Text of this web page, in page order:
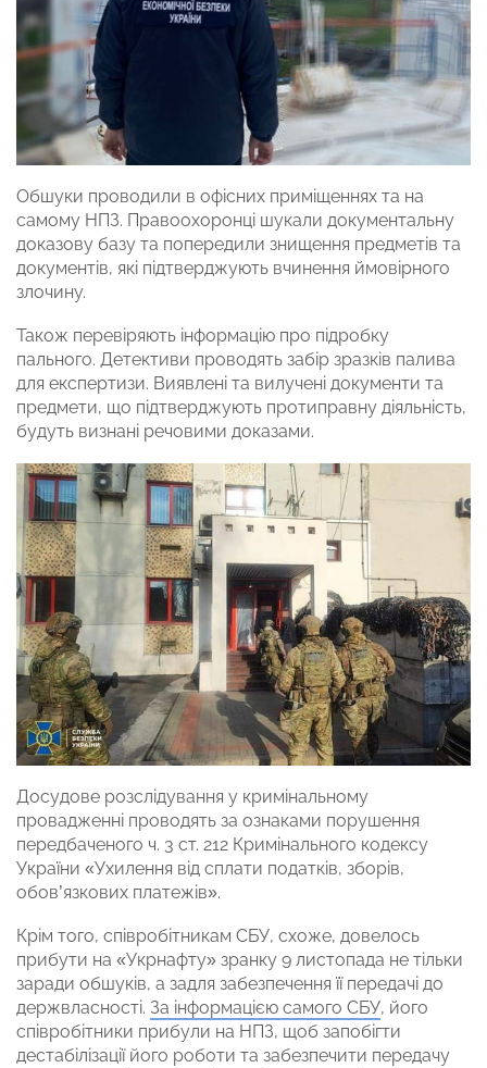
Обшуки проводили в офісних приміщеннях та на
самому НПЗ. Правоохоронці шукали документальну
доказову базу та попередили знищення предметів та
документів, які підтверджують вчинення ймовірного
злочину.
Також перевіряють інформацію про підробку
пального. Детективи проводять забір зразків палива
для експертизи. Виявлені та вилучені документи та
предмети, що підтверджують протиправну діяльність,
будуть визнані речовими доказами.
Досудове розслідування у кримінальному
провадженні проводять за ознаками порушення
передбаченого ч. 3 ст. 212 Кримінального кодексу
України «Ухилення від сплати податків, зборів,
обов’язкових платежів».
Крім того, співробітникам СБУ, схоже, довелось
прибути на «Укрнафту» зранку 9 листопада не тільки
заради обшуків, а задля забезпечення її передачі до
держвласності. За інформацією самого СБУ, його
співробітники прибули на НПЗ, щоб запобігти
дестабілізації його роботи та забезпечити передачу